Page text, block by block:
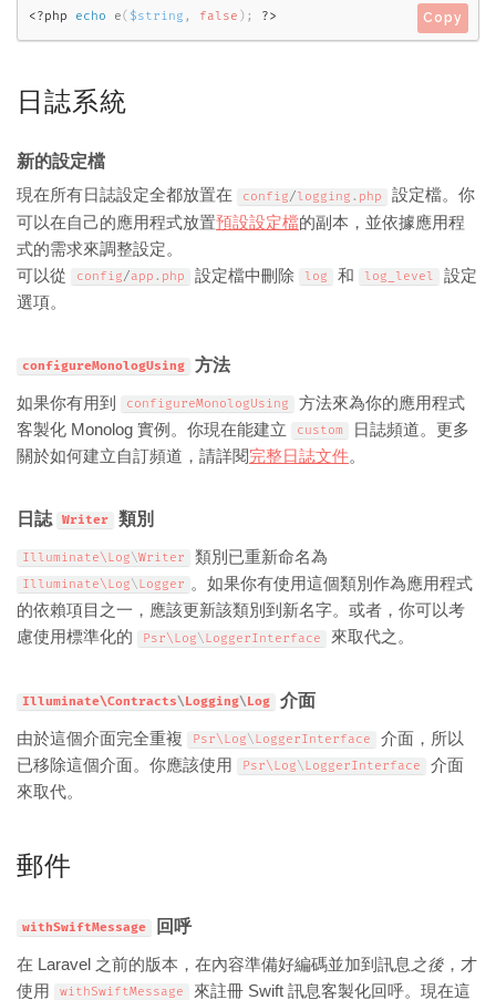
<?php echo e( $string , false ) ; ?> Copy
日誌系統
新的設定檔
現在所有日誌設定全都放置在 config/logging . php
設定檔。你
可以在自己的應用程式放置預設設定檔的副本，並依據應用程
式的需求來調整設定。
可以從
config/app . php 設定檔中刪除 log 和 log_level
設定
選項。
configureMonologUsing 方法
如果你有用到 configureMonologUsing
方法來為你的應用程式
客製化 Monolog 實例。你現在能建立
custom
日誌頻道。更多
關於如何建立自訂頻道，請詳閱完整日誌文件。
日誌 Writer 類別
Illuminate\ Log\Writer 類別已重新命名為
Illuminate\ Log\ Logger 。如果你有使用這個類別作為應用程式
的依賴項目之一，應該更新該類別到新名字。或者，你可以考
慮使用標準化的
Psr\ Log\ LoggerInterface 來取代之。
Illuminate\Contracts\Logging\Log 介面
由於這個介面完全重複 Psr\Log\LoggerInterface
介面，所以
已移除這個介面。你應該使用
Psr\Log\LoggerInterface
介面
來取代。
郵件
withSwiftMessage 回呼
在 Laravel 之前的版本，在內容準備好編碼並加到訊息 之後 ，才
使用
withSwiftMessage
來註冊 Swift 訊息客製化回呼。現在這